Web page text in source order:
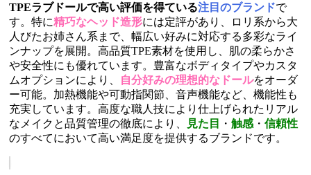
TPEラブドールで高い評価を得ている注目のブランドで
す。特に精巧なヘッド造形には定評があり、ロリ系から大
人びたお姉さん系まで、幅広い好みに対応する多彩なライ
ンナップを展開。高品質TPE素材を使用し、肌の柔らかさ
や安全性にも優れています。豊富なボディタイプやカスタ
ムオプションにより、
自分好みの理想的なドールをオーダ
ー可能。加熱機能や可動指関節、音声機能など、機能性も
充実しています。高度な職人技により仕上げられたリアル
なメイクと品質管理の徹底により、
見た目 ・ 触感 ・ 信頼性
のすべてにおいて高い満足度を提供するブランドです。